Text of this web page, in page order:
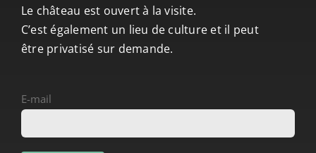
Le château est ouvert à la visite.
C’est également un lieu de culture et il peut
être privatisé sur demande.
E-mail